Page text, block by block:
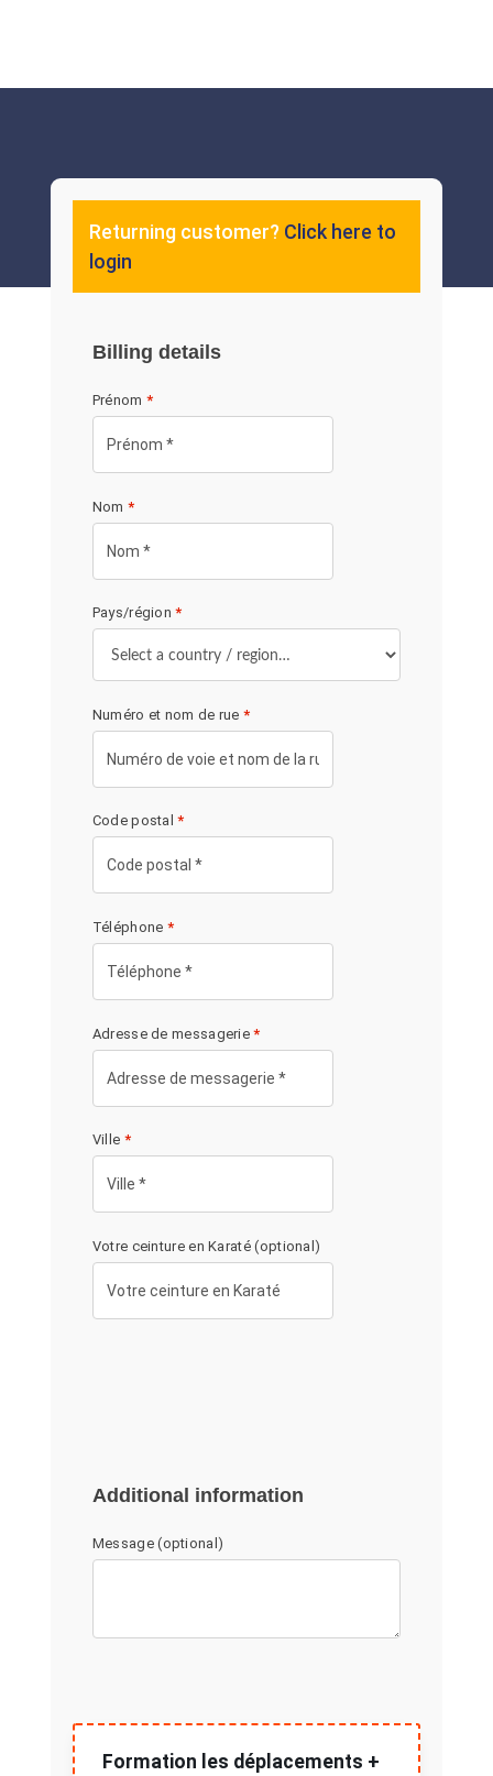
Returning customer? Click here to
login
Billing details
Prénom *
Nom *
Pays/région*
Numéro et nom de rue*
Code postal*
Téléphone *
Adresse de messagerie*
Ville *
Votre ceinture en Karaté(optional)
Additional information
Message(optional)
Formation les déplacements +